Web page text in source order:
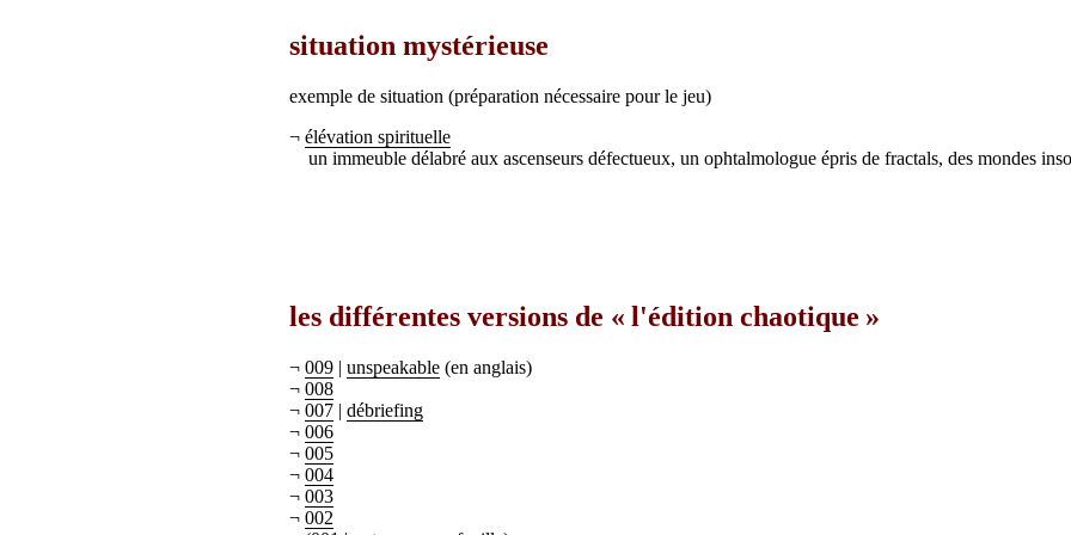
situation mystérieuse
exemple de situation (préparation nécessaire pour le jeu)
¬ élévation spirituelle
un immeuble délabré aux ascenseurs défectueux, un ophtalmologue épris de fractals, des mondes
les différentes versions de « l'édition chaotique »
¬ 009 | unspeakable (en anglais)
¬ 008
¬ 007 | débriefing
¬ 006
¬ 005
¬ 004
¬ 003
¬ 002